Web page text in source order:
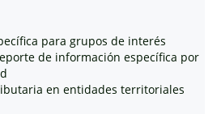
para grupos de interés
de información específica por
en entidades territoriales